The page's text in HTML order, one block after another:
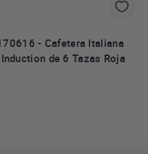
- Cafetera Italiana
de 6 Tazas Roja